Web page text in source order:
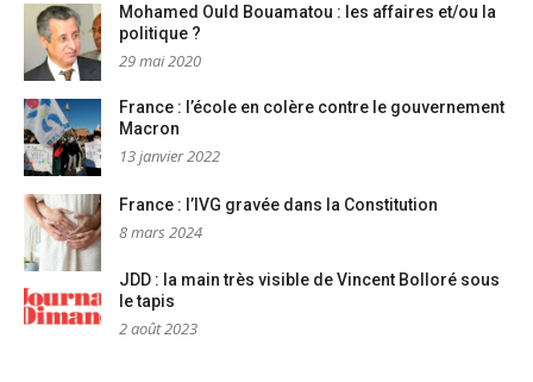
Mohamed Ould Bouamatou : les affaires et/ou la
politique ?
29 mai 2020
France : l’école en colère contre le gouvernement
Macron
13 janvier 2022
France : l’IVG gravée dans la Constitution
8 mars 2024
JDD : la main très visible de Vincent Bolloré sous
le tapis
2 août 2023